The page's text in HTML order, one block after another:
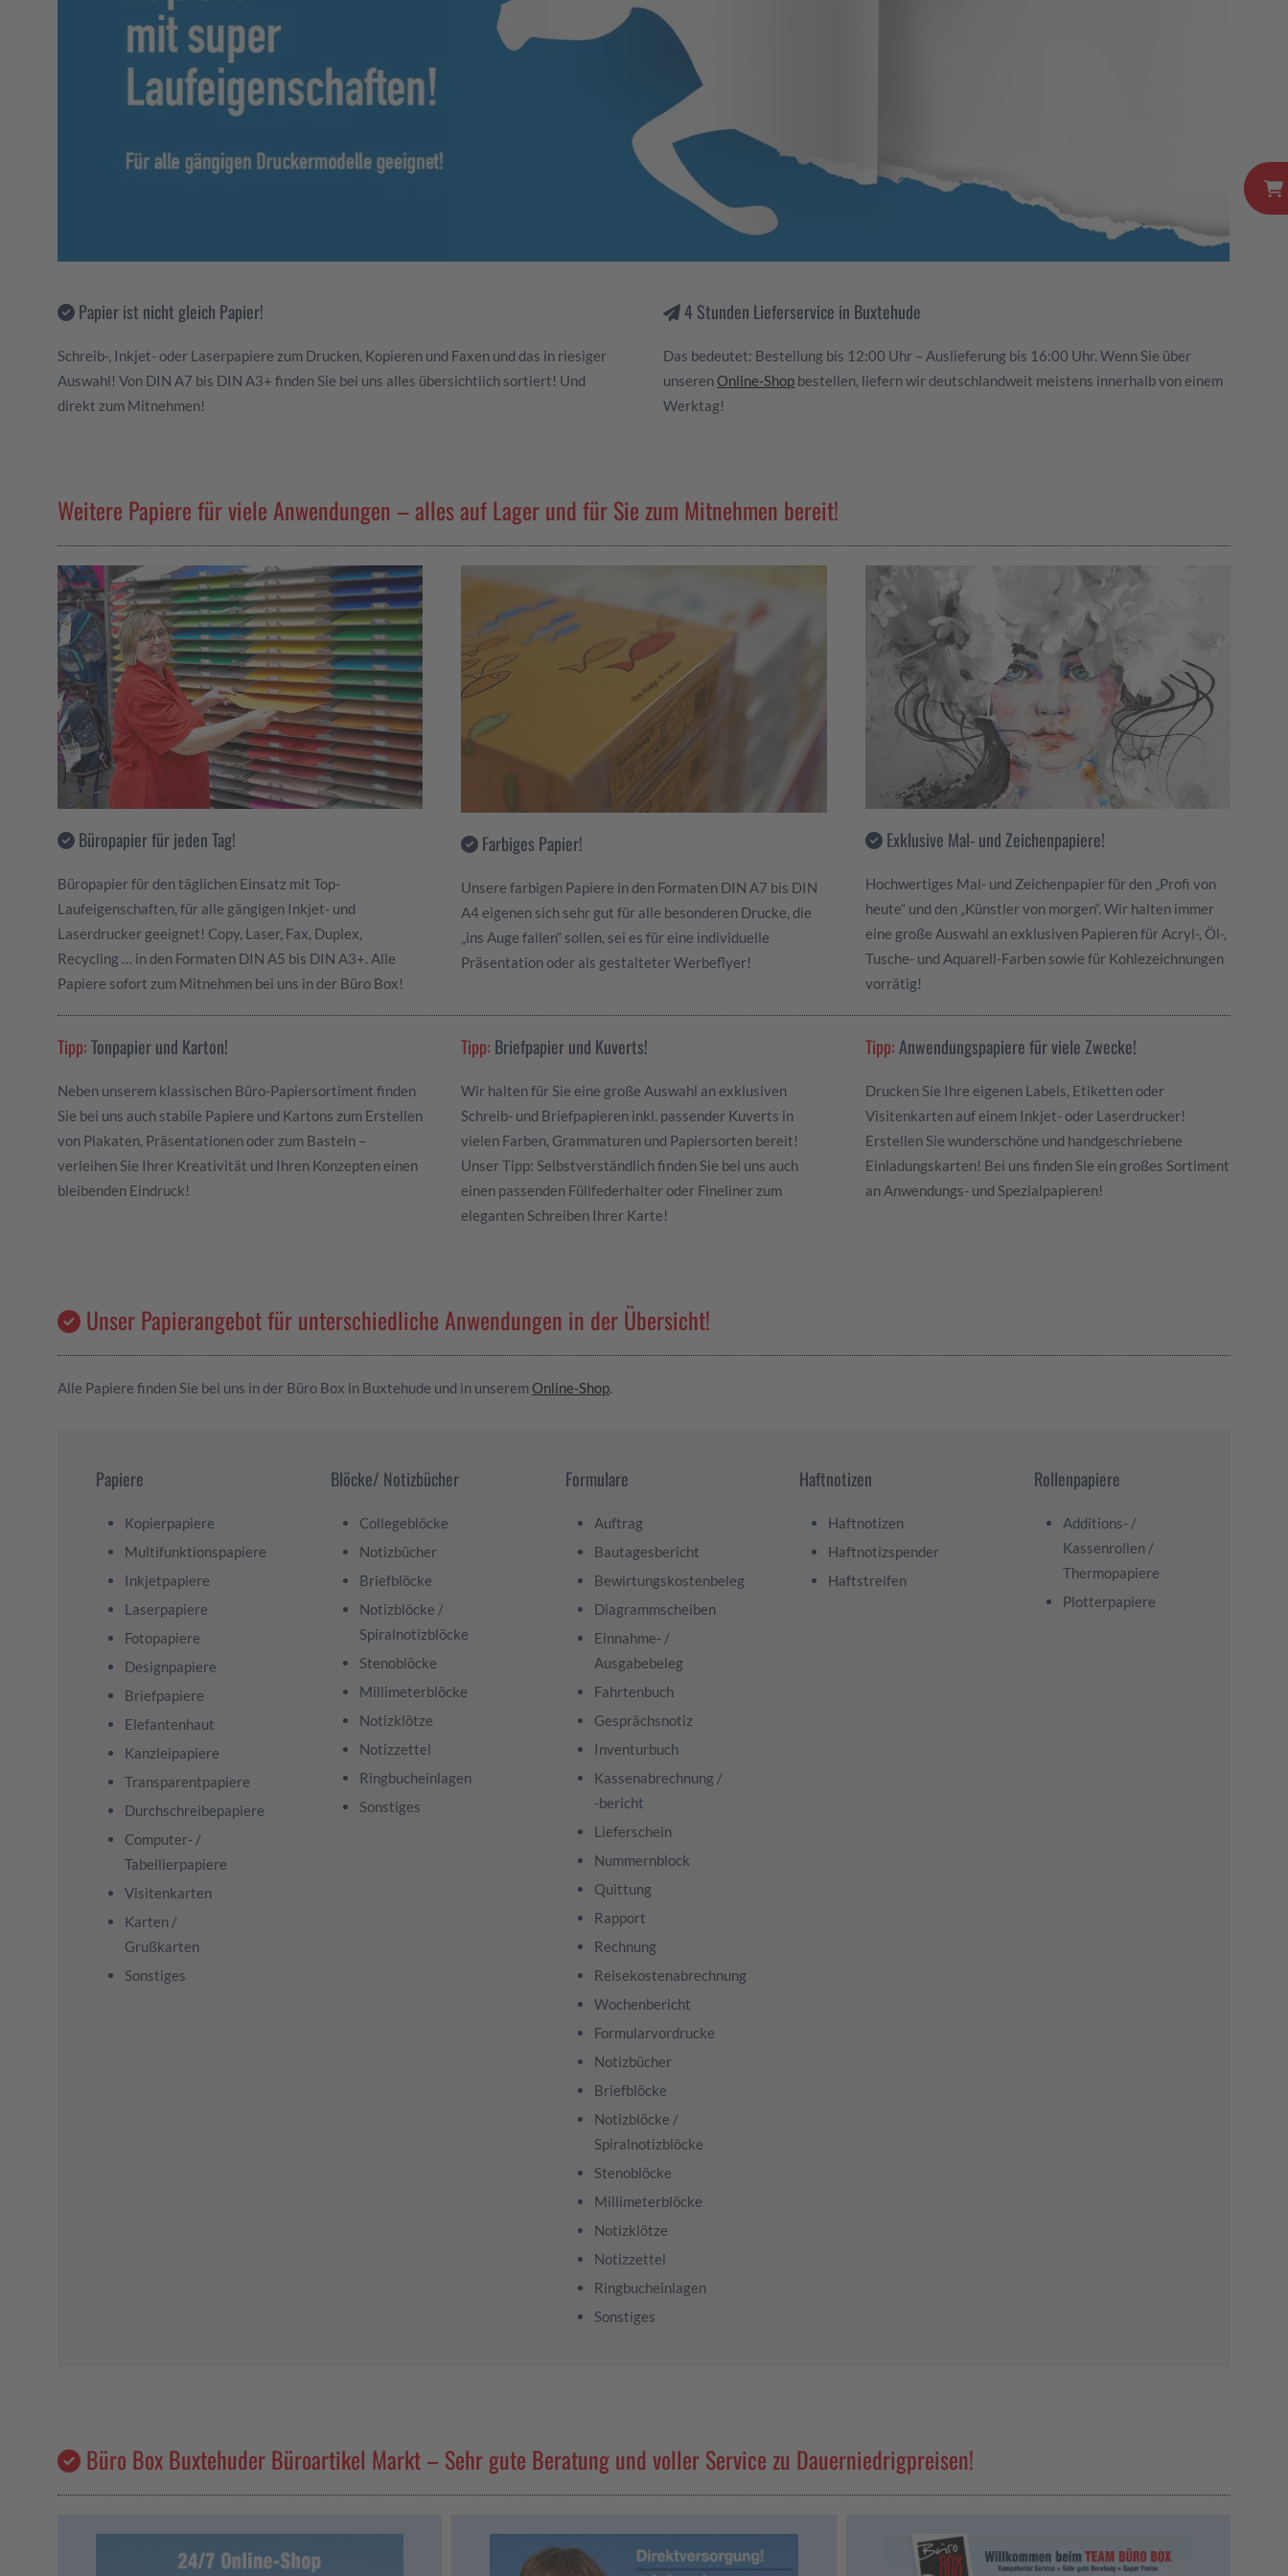
Papier ist nicht gleich Papier!
Schreib-, Inkjet- oder Laserpapiere zum Drucken, Kopieren und Faxen und das in riesiger
Auswahl! Von DIN A7 bis DIN A3+ finden Sie bei uns alles übersichtlich sortiert! Und
direkt zum Mitnehmen!
4 Stunden Lieferservice in Buxtehude
Das bedeutet: Bestellung bis 12:00 Uhr – Auslieferung bis 16:00 Uhr. Wenn Sie über
unseren Online-Shop bestellen, liefern wir deutschlandweit meistens innerhalb von einem
Werktag!
Weitere Papiere für viele Anwendungen – alles auf Lager und für Sie zum Mitnehmen bereit!
Büropapier für jeden Tag!
Büropapier für den täglichen Einsatz mit Top-
Laufeigenschaften, für alle gängigen Inkjet- und
Laserdrucker geeignet! Copy, Laser, Fax, Duplex,
Recycling … in den Formaten DIN A5 bis DIN A3+. Alle
Papiere sofort zum Mitnehmen bei uns in der Büro Box!
Farbiges Papier!
Unsere farbigen Papiere in den Formaten DIN A7 bis DIN
A4 eigenen sich sehr gut für alle besonderen Drucke, die
„ins Auge fallen“ sollen, sei es für eine individuelle
Präsentation oder als gestalteter Werbeflyer!
Exklusive Mal- und Zeichenpapiere!
Hochwertiges Mal- und Zeichenpapier für den „Profi von
heute“ und den „Künstler von morgen“. Wir halten immer
eine große Auswahl an exklusiven Papieren für Acryl-, Öl-,
Tusche- und Aquarell-Farben sowie für Kohlezeichnungen
vorrätig!
Tipp:Tonpapier und Karton!
Neben unserem klassischen Büro-Papiersortiment finden
Sie bei uns auch stabile Papiere und Kartons zum Erstellen
von Plakaten, Präsentationen oder zum Basteln –
verleihen Sie Ihrer Kreativität und Ihren Konzepten einen
bleibenden Eindruck!
Tipp: Briefpapier und Kuverts!
Wir halten für Sie eine große Auswahl an exklusiven
Schreib- und Briefpapieren inkl. passender Kuverts in
vielen Farben, Grammaturen und Papiersorten bereit!
Unser Tipp: Selbstverständlich finden Sie bei uns auch
einen passenden Füllfederhalter oder Fineliner zum
eleganten Schreiben Ihrer Karte!
Tipp:Anwendungspapiere für viele Zwecke!
Drucken Sie Ihre eigenen Labels, Etiketten oder
Visitenkarten auf einem Inkjet- oder Laserdrucker!
Erstellen Sie wunderschöne und handgeschriebene
Einladungskarten! Bei uns finden Sie ein großes Sortiment
an Anwendungs- und Spezialpapieren!
Unser Papierangebot für unterschiedliche Anwendungen in der Übersicht!
Alle Papiere finden Sie bei uns in der Büro Box in Buxtehude und in unserem Online-Shop.
Papiere
Kopierpapiere
Multifunktionspapiere
Inkjetpapiere
Laserpapiere
Fotopapiere
Designpapiere
Briefpapiere
Elefantenhaut
Kanzleipapiere
Transparentpapiere
Durchschreibepapiere
Computer- /
Tabellierpapiere
Visitenkarten
Karten /
Grußkarten
Sonstiges
Blöcke/ Notizbücher
Collegeblöcke
Notizbücher
Briefblöcke
Notizblöcke /
Spiralnotizblöcke
Stenoblöcke
Millimeterblöcke
Notizklötze
Notizzettel
Ringbucheinlagen
Sonstiges
Formulare
Auftrag
Bautagesbericht
Bewirtungskostenbeleg
Diagrammscheiben
Einnahme- /
Ausgabebeleg
Fahrtenbuch
Gesprächsnotiz
Inventurbuch
Kassenabrechnung /
-bericht
Lieferschein
Nummernblock
Quittung
Rapport
Rechnung
Reisekostenabrechnung
Wochenbericht
Formularvordrucke
Notizbücher
Briefblöcke
Notizblöcke /
Spiralnotizblöcke
Stenoblöcke
Millimeterblöcke
Notizklötze
Notizzettel
Ringbucheinlagen
Sonstiges
Haftnotizen
Haftnotizen
Haftnotizspender
Haftstreifen
Rollenpapiere
Additions- /
Kassenrollen /
Thermopapiere
Plotterpapiere
Büro Box Buxtehuder Büroartikel Markt – Sehr gute Beratung und voller Service zu Dauerniedrigpreisen!